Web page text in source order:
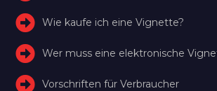
Wie kaufe ich eine Vignette?
Wer muss eine elektronische
Vorschriften für Verbraucher